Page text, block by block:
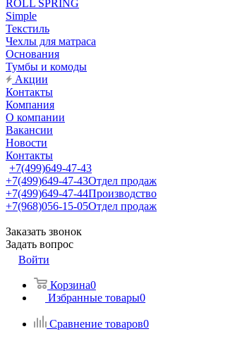
ROLL SPRING
Simple
Текстиль
Чехлы для матраса
Основания
Тумбы и комоды
Акции
Контакты
Компания
О компании
Вакансии
Новости
Контакты
+7(499)649-47-43
+7(499)649-47-43Отдел продаж
+7(499)649-47-44Производство
+7(968)056-15-05Отдел продаж
Заказать звонок
Задать вопрос
Войти
Корзина0
Избранные товары0
Сравнение товаров0